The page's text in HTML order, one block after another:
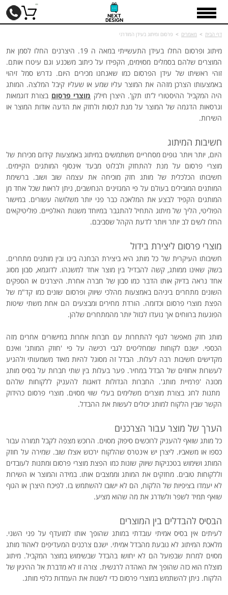
דף הבית > מאמרים > פרסום ומיתוג בעידן המודרני
מיתוג ופרסום החלו בעידן התעשייתי במאה ה 19. היצרנים החלו לסמן את
המוצרים שלהם בסמלים מסוימים, הקפידו על כיתוב משכנע וגם עיטרו אותם.
זוהי ראשיתו של עידן הפרסום כמו שאנחנו מכירים היום. נדרש סמל זיהוי
באמצעותו הצרכן מזהה את המוצר עליו שמע או שעליו קיבל המלצה. המותג
היה המקביל ההיסטורי ל'תו תקן'. היצרן חילק מוצרי פרסום בצורת דוגמאות
וגרסאות הדגמה של המוצר על מנת לנסות ולחזק את הדעה אודות המוצר או
השירות.
חשיבות המיתוג
היום, יותר ויותר גופים מסחריים משתמשים במיתוג באמצעות קידום מכירות של
מוצרי פרסום על מנת להתחזק ולבלוט מבעד אינסוף המותגים הקיימים.
חשיבותו הכלכלית של מותג חזק מוכיחה את עצמה שוב ושוב. ברשימת
המותגים המובילים בעולם על פי המגזינים הנחשבים, ניתן לראות שכל אחד מן
המותגים הקפיד לבצע את המלאכה כבר פני יותר משלושה עשורים. במישור
הפוליטי, הליך של מיתוג התחיל להתגבר במיוחד משנות האלפיים. פוליטיקאים
החלו לשים לב יותר ויותר לדעת הקהל שסביבם.
מוצרי פרסום ליצירת בידול
חשיבותו העיקרית של כל מותג היא ביצירת הבחנה בינו ובין מותגים מתחרים.
בשוק שאינו ממותג, קשה להבדיל בין מוצר אחד למשנהו. לדוגמא, סבון מסוג
אחד נראה בדיוק אותו הדבר כמו סבון של חברה אחרת. היצרנים או הספקים
השונים מתחרים ביניהם באמצעות מהלכי שיווק ופרסום שונים כמו קד"מ של
הפצת מוצרי פרסום וכדומה. הורדת מחירים ומבצעים הם אחת משתי שיטות
הפוגעות ברווחים אך נועדו לגזול יותר מהמתחרים שלהן.
מותג חזק מאפשר לגוף להתחרות עם חברות אחרות במישורים אחרים מזה
הכספי. ישנם לקוחות שמחליטים לגבי רכישה על פי 'חוזק המותג' ואינם
מקדישים חשיבות רבה לעלות. הבדל זה מסוגל להיות מאוד משמעותי ולהגיע
לעשרות אחוזים של הבדל במחיר. פער בעלות בין שתי חברות על בסיס מותג
מכונה 'פרמיית מותג'. החברות הגדולות דואגות להעניק ללקוחות שלהם
מתנות לחג בצורת מוצרים משלימים בעלי שווי מסוים. מוצרי פרסום כהידוק
הקשר שבין הלקוח למותג יכולים לעשות את ההבדל.
הערך של מוצר עבור הצרכנים
כל מותג שואף להעניק לרוכשים סיפוק מסוים. הרוכש מצפה לקבל תמורה עבור
כספו או משאביו. ליצרן יש אינטרס שהלקוח ירכוש אצלו שוב. שמירה על חוזק
המותג ושימוש בטכניקות שיווק שונות כמו הפצת מוצרי פרסום ומתנות לעובדים
וללקוחות טובים. מחזקים את המותג וממצבים אותו. במידה והמוצר או השירות
לא יעמדו בציפיות של הלקוח, הם לא ישובו להשתמש בו. לפיכח היצרן או הגוף
שואף תמיד לשפר ולשדרג את מה שהוא מציע.
הבסיס להבדלים בין המוצרים
לעיתים אין בסיס אמיתי עובדתי במותג שהופך אותו למועדף על פני השני.
מלאכת המיתוג לא נובעת מהבדל אמיתי. ישנם צרכנים המעדיפים לאהוד מותג
מסוים למרות שבפועל הם לא יחושו בהבדל שבשימוש במוצר המקביל. מיתוג
מוצלח הוא כזה שהופך את האהדה לרגשית. צורה זו לא מדברת אל ההיגיון של
הלקוח. ניתן להשתמש במוצרי פרסום כדי לשנות את העמדות כלפי מותג.